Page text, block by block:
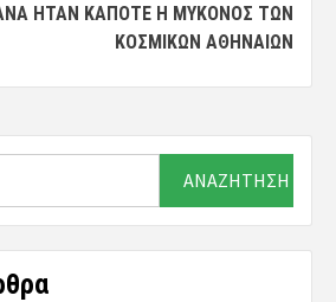
ΉΤΑΝ ΚΆΠΟΤΕ Η ΜΎΚΟΝΟΣ ΤΩΝ
ΚΟΣΜΙΚΏΝ ΑΘΗΝΑΊΩΝ